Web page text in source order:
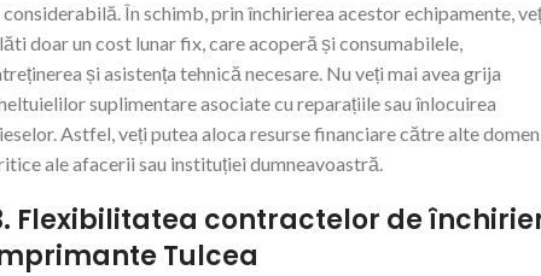
În schimb, prin închirierea acestor echipamente,
doar un cost lunar fix, care acoperă și consumabilele,
și asistența tehnică necesare. Nu veți mai avea grija
suplimentare asociate cu reparațiile sau înlocuirea
Astfel, veți putea aloca resurse financiare către alte
ale afacerii sau instituției dumneavoastră.
Flexibilitatea contractelor de
Tulcea